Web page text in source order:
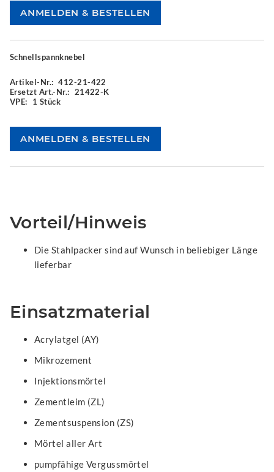
Schnellspannknebel
Artikel-Nr.: 412-21-422
Ersetzt Art.-Nr.: 21422-K
VPE:
1 Stück
Vorteil/Hinweis
Die Stahlpacker sind auf Wunsch in beliebiger Länge
lieferbar
Einsatzmaterial
Acrylatgel (AY)
Mikrozement
Injektionsmörtel
Zementleim (ZL)
Zementsuspension (ZS)
Mörtel aller Art
pumpfähige Vergussmörtel